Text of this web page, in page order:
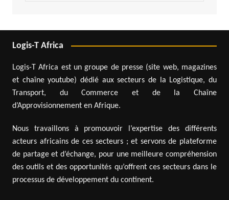
Logis-T Africa
Logis-T Africa est un groupe de presse (site web, magazines
et chaîne youtube) dédié aux secteurs de la Logistique, du
Transport, du Commerce et de la Chaîne
d’Approvisionnement en Afrique.
Nous travaillons à promouvoir l’expertise des différents
acteurs africains de ces secteurs ; et servons de plateforme
de partage et d’échange, pour une meilleure compréhension
des outils et des opportunités qu’offrent ces secteurs dans le
processus de développement du continent.